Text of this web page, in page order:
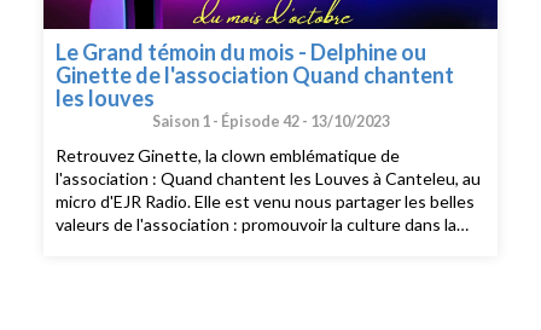
Le Grand témoin du mois - Delphine ou
Ginette de l'association Quand chantent
les louves
Saison 1 - Épisode 42 - 13/10/2023
Retrouvez Ginette, la clown emblématique de
l'association : Quand chantent les Louves à Canteleu, au
micro d'EJR Radio. Elle est venu nous partager les belles
valeurs de l'association : promouvoir la culture dans la